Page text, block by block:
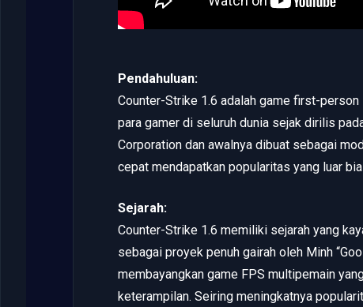
Pendahuluan:
Counter-Strike 1.6 adalah game first-
para gamer di seluruh dunia sejak dirilis
Corporation dan awalnya dibuat sebagai
cepat mendapatkan popularitas yang luar
Sejarah:
Counter-Strike 1.6 memiliki sejarah yang
sebagai proyek penuh gairah oleh Minh
membayangkan game FPS multipemain
keterampilan. Seiring meningkatnya